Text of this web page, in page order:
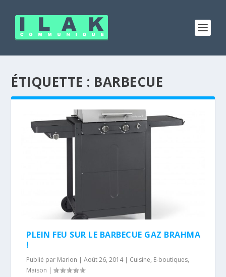
ÉTIQUETTE : BARBECUE
PLEIN FEU SUR LE BARBECUE GAZ BRAHMA
!
Publié par Marion |Août 26, 2014| Cuisine, E-boutiques,
Maison |